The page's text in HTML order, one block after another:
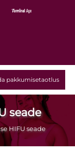
pakkumisetaotlus
seade
HIFU seade